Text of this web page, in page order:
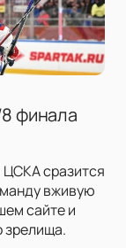
финала
сразится
вживую
сайте и
зрелища.